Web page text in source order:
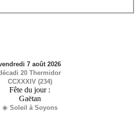
7 août 2026
20 Thermidor
CCXXXIV (234)
Fête du jour :
Gaëtan
☀️ Soleil à Soyons